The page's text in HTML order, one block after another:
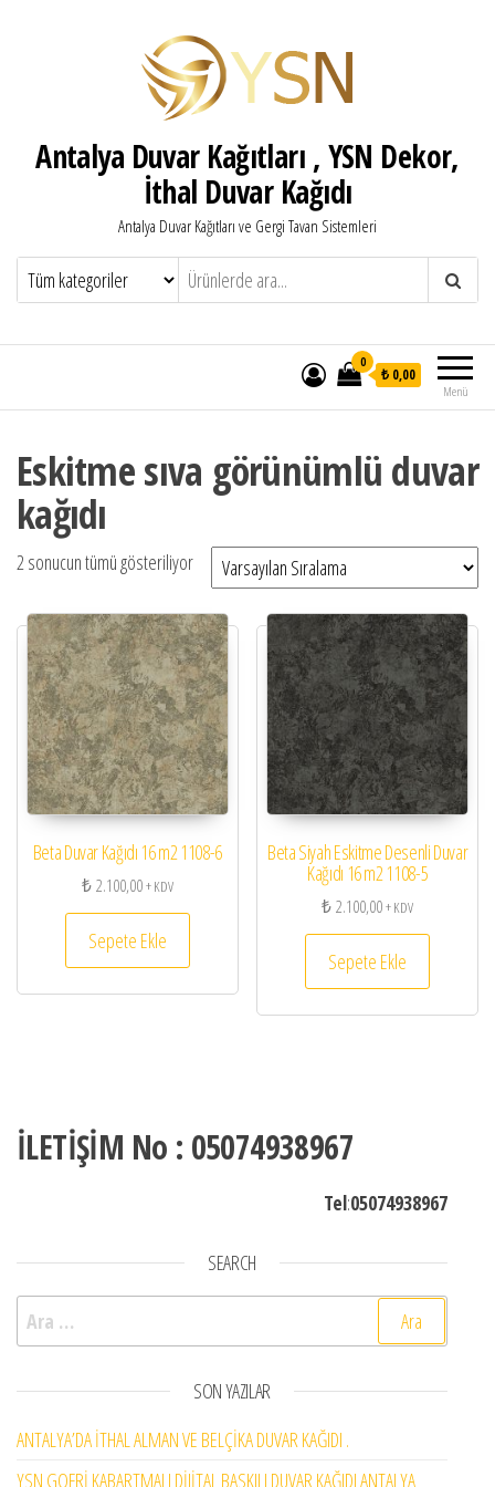
Antalya Duvar Kağıtları , YSN Dekor,
İthal Duvar Kağıdı
Antalya Duvar Kağıtları ve Gergi Tavan Sistemleri
Menü
0
₺ 0,00
Eskitme sıva görünümlü duvar
kağıdı
2 sonucun tümü gösteriliyor
Beta Duvar Kağıdı 16 m2 1108-6
₺2.100,00+ KDV
Sepete Ekle
Beta Siyah Eskitme Desenli Duvar
Kağıdı 16 m2 1108-5
₺2.100,00+ KDV
Sepete Ekle
İLETİŞİM No : 05074938967
Tel:05074938967
SEARCH
Arama:
SON YAZILAR
ANTALYA’DA İTHAL ALMAN VE BELÇİKA DUVAR KAĞIDI .
YSN GOFRİ KABARTMALI DİJİTAL BASKILI DUVAR KAĞIDI ANTALYA